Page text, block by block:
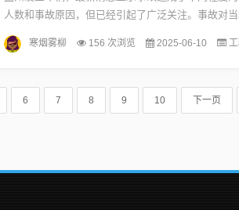
人数和事故原因，但已经引起了广泛关注。事故对
响，相关部门正在全力处理事故现场，展开救援工
待...
寒烟雾柳 156 次浏览 2025-06-10
6 7 8 9 10 下一页